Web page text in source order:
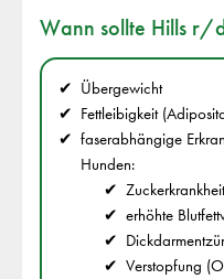
Wann sollte Hills r/
Übergewicht
Fettleibigkeit
faserabhängige
Hunden:
erhöhte
Verstopfung